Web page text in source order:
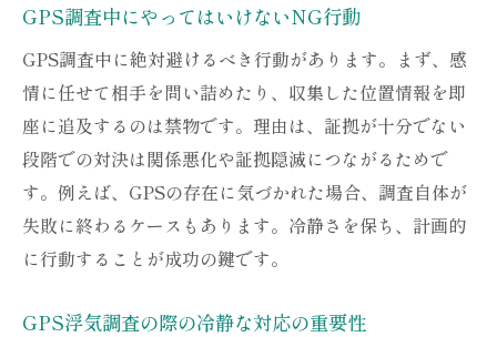
GPS調査中にやってはいけないNG行動
GPS調査中に絶対避けるべき行動があります。まず、感
情に任せて相手を問い詰めたり、収集した位置情報を即
座に追及するのは禁物です。理由は、証拠が十分でない
段階での対決は関係悪化や証拠隠滅につながるためで
す。例えば、GPSの存在に気づかれた場合、調査自体が
失敗に終わるケースもあります。冷静さを保ち、計画的
に行動することが成功の鍵です。
GPS浮気調査の際の冷静な対応の重要性